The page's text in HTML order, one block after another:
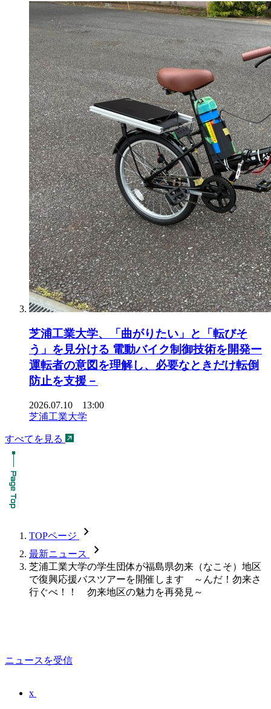
芝浦工業大学、「曲がりたい」と「転びそ
う」を見分ける 電動バイク制御技術を開発ー
運転者の意図を理解し、必要なときだけ転倒
防止を支援－
2026.07.10 13:00
芝浦工業大学
すべてを見る
TOPページ chevron_forward
最新ニュース chevron_forward
芝浦工業大学の学生団体が福島県勿来（なこそ）地区
で復興応援バスツアーを開催します ～んだ！勿来さ
行ぐべ！！ 勿来地区の魅力を再発見～
ニュースを受信
x